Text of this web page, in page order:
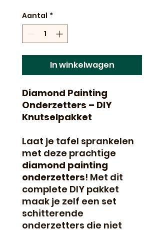
Aantal *
In winkelwagen
Diamond Painting
Onderzetters – DIY
Knutselpakket
Laat je tafel sprankelen
met deze prachtige
diamond painting
onderzetters! Met dit
complete DIY pakket
maak je zelf een set
schitterende
onderzetters die niet